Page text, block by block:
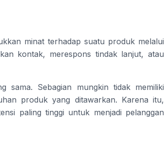
minat terhadap suatu produk melalui
kontak, merespons tindak lanjut, atau
sama. Sebagian mungkin tidak memiliki
produk yang ditawarkan. Karena itu,
paling tinggi untuk menjadi pelanggan